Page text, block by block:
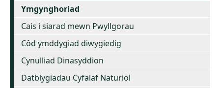
Ymgynghoriad
Cais i siarad mewn Pwyllgorau
Côd ymddygiad diwygiedig
Cynulliad Dinasyddion
Datblygiadau Cyfalaf Naturiol